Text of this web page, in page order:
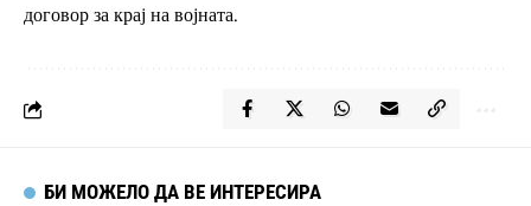
договор за крај на војната.
БИ МОЖЕЛО ДА ВЕ ИНТЕРЕСИРА